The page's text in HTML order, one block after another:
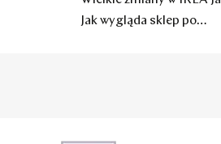
Jak wygląda sklep po